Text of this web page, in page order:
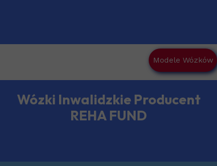
Modele Wózków
Wózki Inwalidzkie Producent
REHA FUND